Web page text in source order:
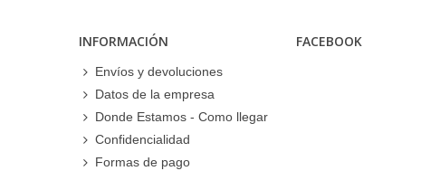
INFORMACIÓN
Envíos y devoluciones
Datos de la empresa
Donde Estamos - Como llegar
Confidencialidad
Formas de pago
FACEBOOK